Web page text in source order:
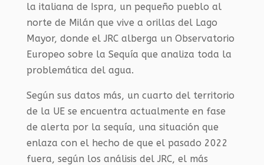
la italiana de Ispra, un pequeño pueblo al
norte de Milán que vive a orillas del Lago
Mayor, donde el JRC alberga un Observatorio
Europeo sobre la Sequía que analiza toda la
problemática del agua.
Según sus datos más, un cuarto del territorio
de la UE se encuentra actualmente en fase
de alerta por la sequía, una situación que
enlaza con el hecho de que el pasado 2022
fuera, según los análisis del JRC, el más